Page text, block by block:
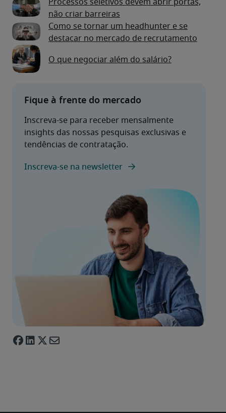
Processos seletivos devem abrir portas,
não criar barreiras
Como se tornar um headhunter e se
destacar no mercado de recrutamento
O que negociar além do salário?